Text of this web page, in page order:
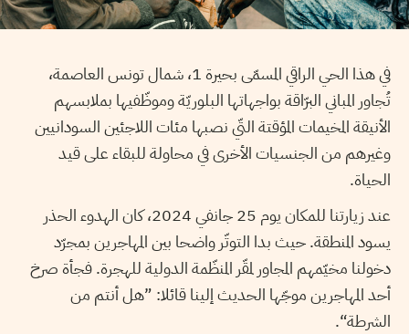
في هذا الحي الراقي المسمّى بحيرة 1، شمال تونس العاصمة،
تُجاور المباني البرّاقة بواجهاتها البلوريّة وموظّفيها بملابسهم
الأنيقة المخيمات المؤقتة التّي نصبها مئات اللاجئين السودانيين
وغيرهم من الجنسيات الأخرى في محاولة للبقاء على قيد
الحياة.
عند زيارتنا للمكان يوم 25 جانفي 2024، كان الهدوء الحذر
يسود المنطقة. حيث بدا التوتّر واضحا بين المهاجرين بمجرّد
دخولنا مخيّمهم المجاور لمقّر المنظّمة الدولية للهجرة. فجأة صرخ
أحد المهاجرين موجّها الحديث إلينا قائلا: ”هل أنتم من
الشرطة“.